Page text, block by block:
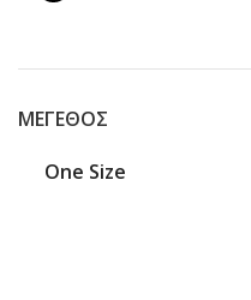
ΜΈΓΕΘΟΣ
One Size